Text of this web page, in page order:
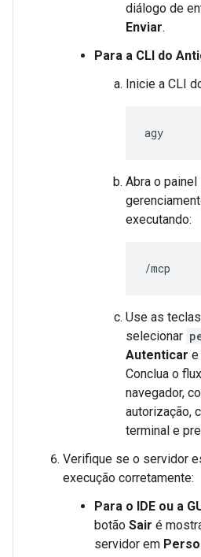
diálogo de
Enviar.
Para a CLI do
Inicie a CLI
Abra o
executando:
Use as
selecionar
Autenticar
Conclua o
navegador,
autorização,
terminal e
Verifique se o servidor
execução corretamente:
Para o IDE ou a
botão Sair é
servidor em